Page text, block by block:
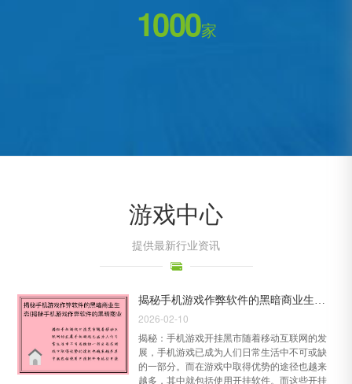
1000家
游戏中心
提供最新行业资讯
揭秘手机游戏作弊软件的黑暗商业生态(揭秘手机游戏作弊软件的黑暗商业生态 - 续写)
2026-02-10
揭秘：手机游戏开挂黑市随着移动互联网的发
展，手机游戏已成为人们日常生活中不可或缺
的一部分。而在游戏中取得优势的途径也越来
越多，其中就包括使用开挂软件。而这些开挂